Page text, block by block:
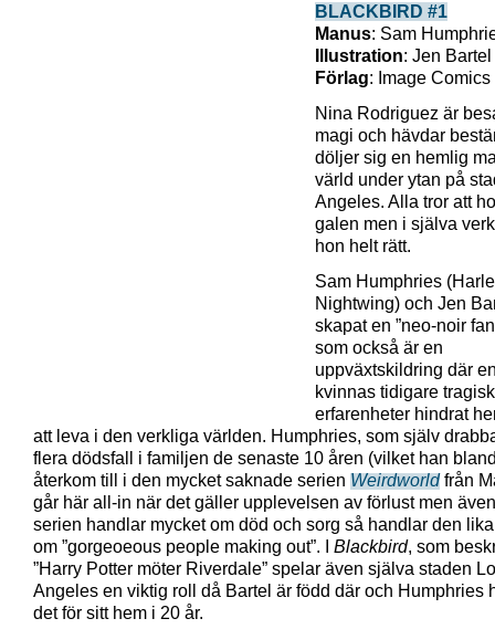
BLACKBIRD #1
Manus: Sam
Illustration: Jen Bartel
Förlag: Image Comics
Nina Rodriguez är
magi och hävdar
döljer sig en hemlig
värld under ytan på
Angeles. Alla tror att
galen men i själva
hon helt rätt.
Sam Humphries
Nightwing) och Jen
skapat en ”neo-noir
som också är en
uppväxtskildring där
kvinnas tidigare
erfarenheter hindrat
att leva i den verkliga världen. Humphries, som själv
flera dödsfall i familjen de senaste 10 åren (vilket han
återkom till i den mycket saknade serien Weirdworldfrån
går här all-in när det gäller upplevelsen av förlust men
serien handlar mycket om död och sorg så handlar den
om ”gorgeoeous people making out”. I Blackbird, som
”Harry Potter möter Riverdale” spelar även själva staden
Angeles en viktig roll då Bartel är född där och Humphries
det för sitt hem i 20 år.